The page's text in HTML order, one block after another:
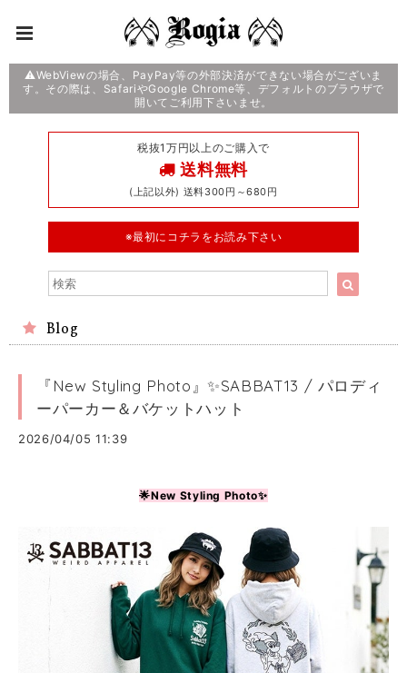
⚠️WebViewの場合、PayPay等の外部決済ができない場合がございま
す。その際は、SafariやGoogle Chrome等、デフォルトのブラウザで
開いてご利用下さいませ。
税抜1万円以上のご購入で
送料無料
(上記以外) 送料300円～680円
※最初にコチラをお読み下さい
Blog
『New Styling Photo』✨SABBAT13 / パロディ
ーパーカー＆バケットハット
2026/04/05 11:39
🌟New Styling Photo✨